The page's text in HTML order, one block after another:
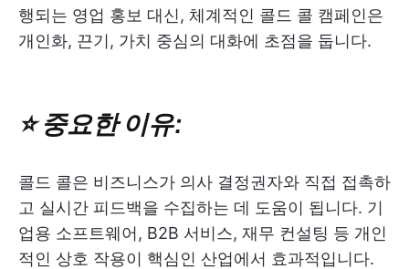
행되는 영업 홍보 대신, 체계적인 콜드 콜 캠페인은
개인화, 끈기, 가치 중심의 대화에 초점을 둡니다.
⭐ 중요한 이유:
콜드 콜은 비즈니스가 의사 결정권자와 직접 접촉하
고 실시간 피드백을 수집하는 데 도움이 됩니다. 기
업용 소프트웨어, B2B 서비스, 재무 컨설팅 등 개인
적인 상호 작용이 핵심인 산업에서 효과적입니다.